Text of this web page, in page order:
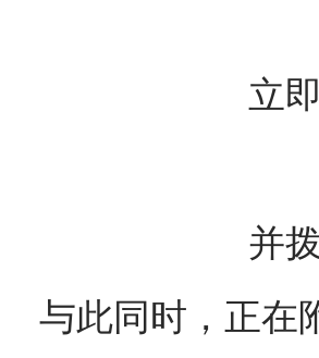
立
并
与此同时，正在